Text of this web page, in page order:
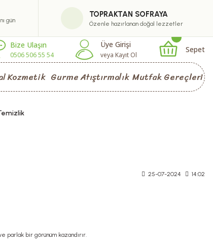
gün
TOPRAKTAN SOFRAYA
Özenle hazırlanan doğal lezzetler
Bize Ulaşın
0506 506 55 54
Üye Girişi
veya Kayıt Ol
Sepet
Kozmetik Gurme Atıştırmalık Mutfak Gereçleri
25-07-2024 14:02
parlak bir görünüm kazandırır.